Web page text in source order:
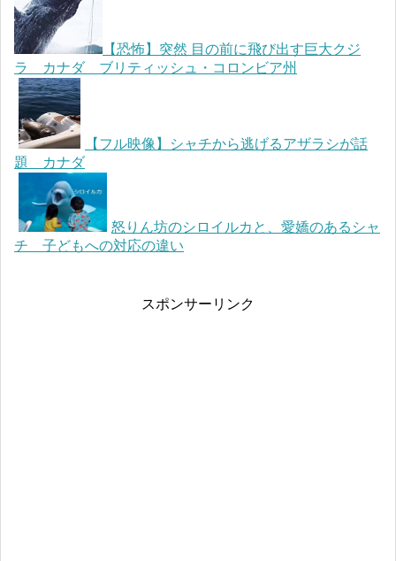
【恐怖】突然 目の前に飛び出す巨大クジ
ラ カナダ ブリティッシュ・コロンビア州
【フル映像】シャチから逃げるアザラシが話
題 カナダ
怒りん坊のシロイルカと、愛嬌のあるシャ
チ 子どもへの対応の違い
スポンサーリンク